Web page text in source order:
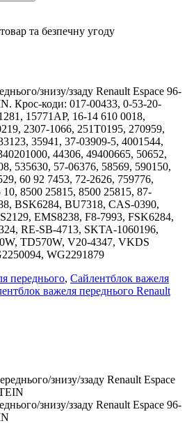
та безпечну угоду
знизу/ззаду Renault Espace 96-
Крос-коди: 017-00433, 0-53-20-
15771AP, 16-14 610 0018,
2307-1066, 251T0195, 270959,
35941, 37-03909-5, 4001544,
44306, 49400665, 50652,
535630, 57-06376, 58569, 590150,
60 92 7453, 72-2626, 759776,
8500 25815, 8500 25815, 87-
BSK6284, BU7318, CAS-0390,
EMS8238, F8-7993, FSK6284,
RE-SB-4713, SKTA-1060196,
TD570W, V20-4347, VKDS
WG2291879
переднього, Сайлентблок важеля
важеля переднього Renault
знизу/ззаду Renault Espace 96-